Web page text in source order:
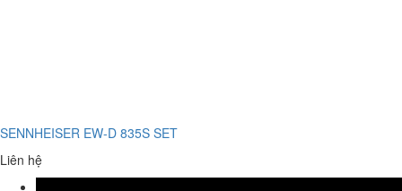
SENNHEISER EW-D 835S SET
Liên hệ